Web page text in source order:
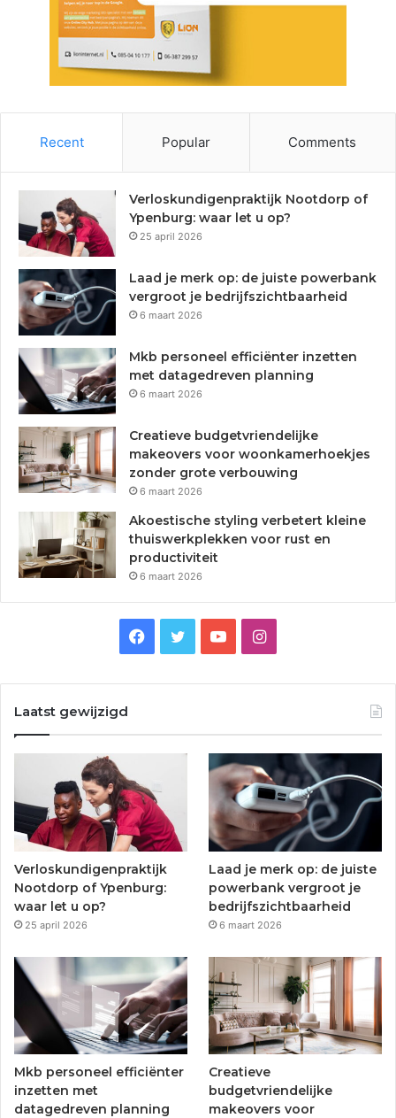
Recent Popular Comments
Verloskundigenpraktijk Nootdorp of
Ypenburg: waar let u op?
25 april 2026
Laad je merk op: de juiste powerbank
vergroot je bedrijfszichtbaarheid
6 maart 2026
Mkb personeel efficiënter inzetten
met datagedreven planning
6 maart 2026
Creatieve budgetvriendelijke
makeovers voor woonkamerhoekjes
zonder grote verbouwing
6 maart 2026
Akoestische styling verbetert kleine
thuiswerkplekken voor rust en
productiviteit
6 maart 2026
o
o
k
r
u
b
e
I
a
g
r
a
m
Laatst gewijzigd
Verloskundigenpraktijk
Nootdorp of Ypenburg:
waar let u op?
25 april 2026
Laad je merk op: de juiste
powerbank vergroot je
bedrijfszichtbaarheid
6 maart 2026
Mkb personeel efficiënter
inzetten met
datagedreven planning
Creatieve
budgetvriendelijke
makeovers voor